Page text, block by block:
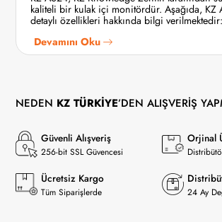
kaliteli bir kulak içi monitördür. Aşağıda, KZ
detaylı özellikleri hakkında bilgi verilmektedir:
Devamını Oku
NEDEN KZ TÜRKİYE’DEN ALIŞVERİŞ
Güvenli Alışveriş
256-bit SSL Güvencesi
Orjinal
Ücretsiz Kargo
Tüm Siparişlerde 24 Ay